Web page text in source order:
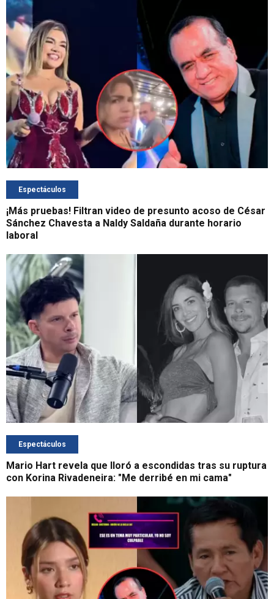
Espectáculos
¡Más pruebas! Filtran video de presunto acoso de César
Sánchez Chavesta a Naldy Saldaña durante horario
laboral
Espectáculos
Mario Hart revela que lloró a escondidas tras su ruptura
con Korina Rivadeneira: "Me derribé en mi cama"